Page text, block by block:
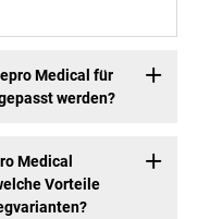
Medical für
werden?
Medical
Vorteile